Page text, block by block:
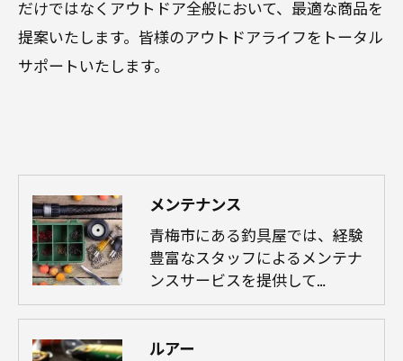
だけではなくアウトドア全般において、最適な商品を
提案いたします。皆様のアウトドアライフをトータル
サポートいたします。
メンテナンス
青梅市にある釣具屋では、経験
豊富なスタッフによるメンテナ
ンスサービスを提供して…
ルアー